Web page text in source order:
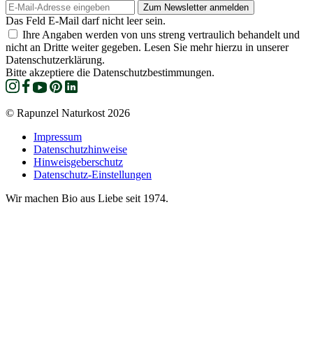
Das Feld E-Mail darf nicht leer sein.
Ihre Angaben werden von uns streng vertraulich behandelt und
nicht an Dritte weiter gegeben. Lesen Sie mehr hierzu in unserer
Datenschutzerklärung.
Bitte akzeptiere die Datenschutzbestimmungen.
© Rapunzel Naturkost 2026
Impressum
Datenschutzhinweise
Hinweisgeberschutz
Datenschutz-Einstellungen
Wir machen Bio aus Liebe seit 1974.